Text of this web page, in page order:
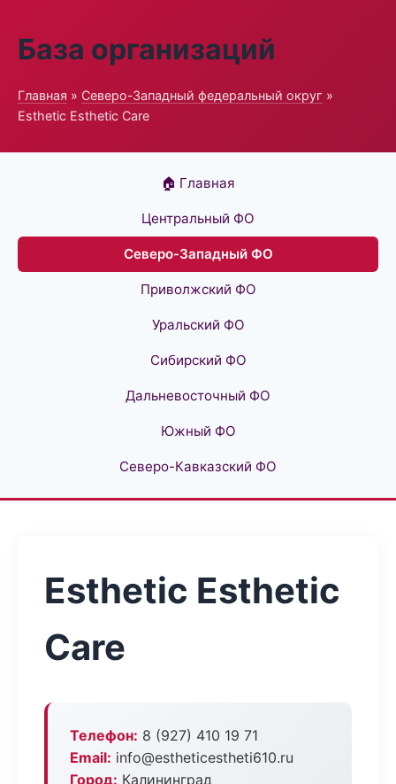
База организаций
Главная » Северо-Западный федеральный округ »
Esthetic Esthetic Care
🏠 Главная
Центральный ФО
Северо-Западный ФО
Приволжский ФО
Уральский ФО
Сибирский ФО
Дальневосточный ФО
Южный ФО
Северо-Кавказский ФО
Esthetic Esthetic
Care
Телефон: 8 (927) 410 19 71
Email: info@estheticestheti610.ru
Город: Калининград